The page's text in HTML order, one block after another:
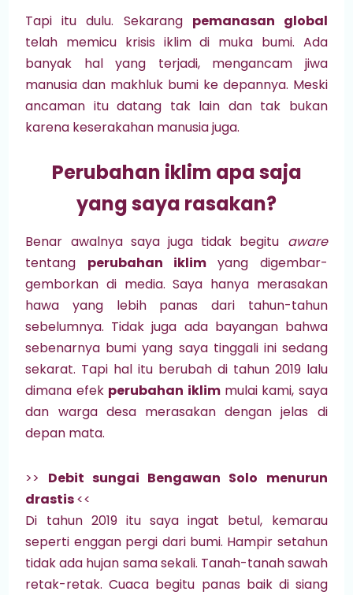
Tapi itu dulu. Sekarang pemanasan global
telah memicu krisis iklim di muka bumi. Ada
banyak hal yang terjadi, mengancam jiwa
manusia dan makhluk bumi ke depannya. Meski
ancaman itu datang tak lain dan tak bukan
karena keserakahan manusia juga.
Perubahan iklim apa saja
yang saya rasakan?
Benar awalnya saya juga tidak begitu aware
tentang perubahan iklim yang digembar-
gemborkan di media. Saya hanya merasakan
hawa yang lebih panas dari tahun-tahun
sebelumnya. Tidak juga ada bayangan bahwa
sebenarnya bumi yang saya tinggali ini sedang
sekarat. Tapi hal itu berubah di tahun 2019 lalu
dimana efek perubahan iklimmulai kami, saya
dan warga desa merasakan dengan jelas di
depan mata.
>>
Debit sungai Bengawan Solo menurun
drastis<<
Di tahun 2019 itu saya ingat betul, kemarau
seperti enggan pergi dari bumi. Hampir setahun
tidak ada hujan sama sekali. Tanah-tanah sawah
retak-retak. Cuaca begitu panas baik di siang